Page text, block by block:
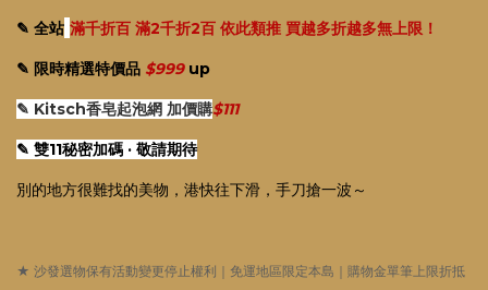
✎ 全站 滿千折百 滿2千折2百 依此類推 買越多折越多無上限！
✎ 限時精選特價品 $999 up
✎ Kitsch香皂起泡網 加價購$111
✎ 雙11秘密加碼 · 敬請期待
別的地方很難找的美物，港快往下滑，手刀搶一波～
★ 沙發選物保有活動變更停止權利｜免運地區限定本島｜購物金單筆上限折抵